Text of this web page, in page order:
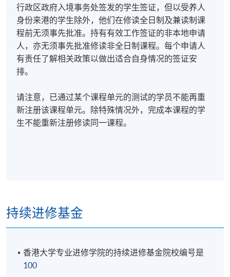
行政区政府入境事务处签发的学生签证，但以受养人
身份来港的学生除外，他们在修读全日制及兼读制课
程前无须事先批准。持有有效工作签证的非本地申请
人，亦无须事先批准修读非全日制课程。每个申请人
有责任了解相关政策以做出适合自身情况的签证安
排。
请注意，已通过某个课程单元的测试的学员不能再重
新注册该课程单元。除特殊情况外，完成本课程的学
生不能重新注册修读同一课程。
持续进修基金
香港大学专业进修学院的持续进修基金院校编号是
100